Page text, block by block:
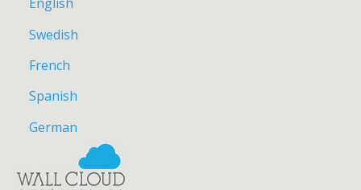
Swedish
French
Spanish
German